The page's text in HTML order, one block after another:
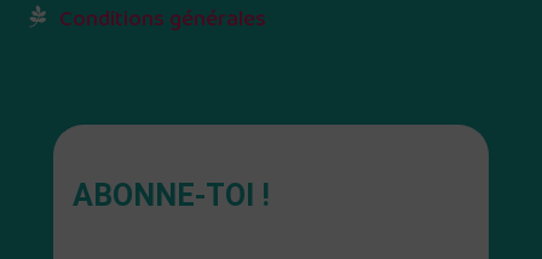
Conditions générales